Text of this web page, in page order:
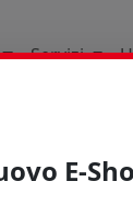
Servizi
E-